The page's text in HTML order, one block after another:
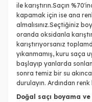
ile karıştırın.Saçın
kapamak için ise ana
almalısınız.Seçtiğiniz
oranda oksidanla
karıştırıyorsanız
yıkanmamış, kuru saça
başlayıp yanlarda
sonra temiz bir su
durulayın. Ardından
Doğal saçı boyama